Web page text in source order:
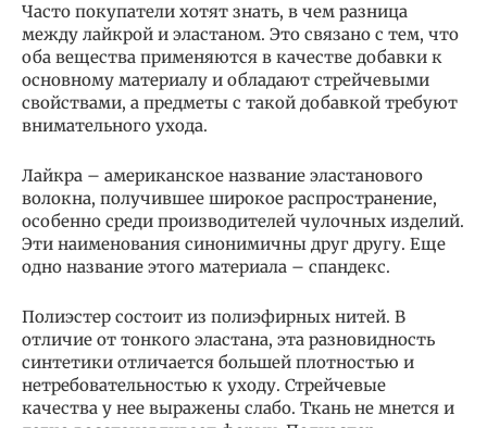
Часто покупатели хотят знать, в чем разница
между лайкрой и эластаном. Это связано с тем, что
оба вещества применяются в качестве добавки к
основному материалу и обладают стрейчевыми
свойствами, а предметы с такой добавкой требуют
внимательного ухода.
Лайкра – американское название эластанового
волокна, получившее широкое распространение,
особенно среди производителей чулочных изделий.
Эти наименования синонимичны друг другу. Еще
одно название этого материала – спандекс.
Полиэстер состоит из полиэфирных нитей. В
отличие от тонкого эластана, эта разновидность
синтетики отличается большей плотностью и
нетребовательностью к уходу. Стрейчевые
качества у нее выражены слабо. Ткань не мнется и